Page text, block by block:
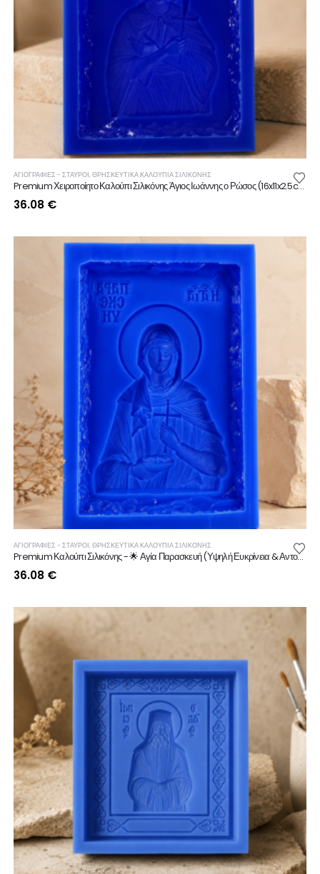
ΑΓΙΟΓΡΑΦΙΕΣ - ΣΤΑΥΡΟΙ,ΘΡΗΣΚΕΥΤΙΚΆ ΚΑΛΟΎΠΙΑ ΣΙΛΙΚΌΝΗΣ
Premium Χειροποίητο Καλούπι Σιλικόνης Άγιος Ιωάννης ο Ρώσος (16x11x2.5cm)
36.08 €
ΑΓΙΟΓΡΑΦΙΕΣ - ΣΤΑΥΡΟΙ,ΘΡΗΣΚΕΥΤΙΚΆ ΚΑΛΟΎΠΙΑ ΣΙΛΙΚΌΝΗΣ
Premium Καλούπι Σιλικόνης - 🌟 Αγία Παρασκευή (Υψηλή Ευκρίνεια & Αντοχή)
36.08 €